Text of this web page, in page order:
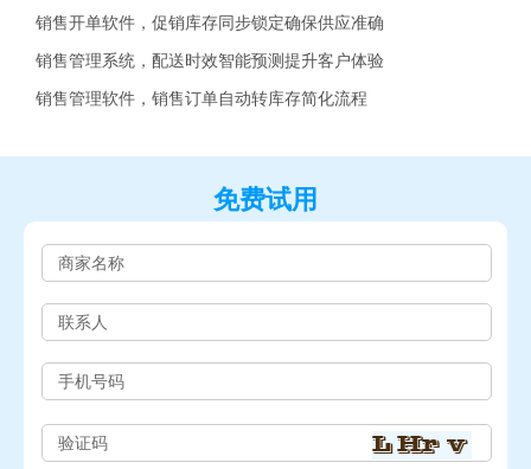
销售开单软件，促销库存同步锁定确保供应准确
销售管理系统，配送时效智能预测提升客户体验
销售管理软件，销售订单自动转库存简化流程
免费试用